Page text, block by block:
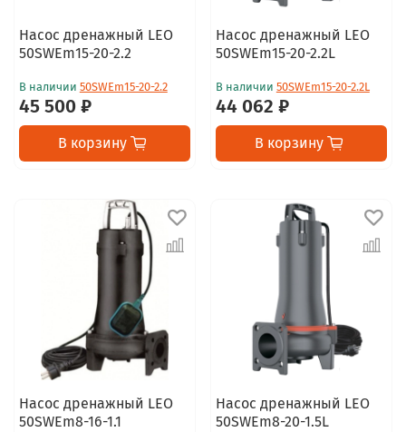
Насос дренажный LEO
50SWEm15-20-2.2
В наличии 50SWEm15-20-2.2
45 500 ₽
В корзину
Насос дренажный LEO
50SWEm15-20-2.2L
В наличии 50SWEm15-20-2.2L
44 062 ₽
В корзину
Насос дренажный LEO
50SWEm8-16-1.1
Насос дренажный LEO
50SWEm8-20-1.5L